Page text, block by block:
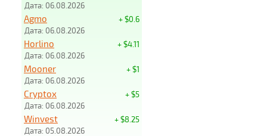
Дата: 06.08.2026
+ $0.6
Agmo
Дата: 06.08.2026
+ $4.11
Horlino
Дата: 06.08.2026
+ $1
Mooner
Дата: 06.08.2026
+ $5
Cryptox
Дата: 06.08.2026
+ $8.25
Winvest
Дата: 05.08.2026